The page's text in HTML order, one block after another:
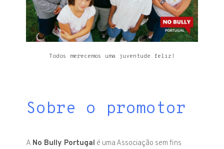
Todos merecemos uma juventude feliz!
Sobre o promotor
A No Bully Portugal é uma Associação sem fins